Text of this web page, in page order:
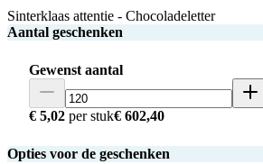
Sinterklaas attentie - Chocoladeletter
Aantal geschenken
Gewenst aantal
€ 5,02 per stuk€ 602,40
Opties voor de geschenken